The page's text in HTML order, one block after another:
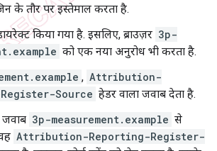
के तौर पर इस्तेमाल करता है.
किया गया है. इसलिए, ब्राउज़र 3p-
को एक नया अनुरोध भी करता है.
, Attribution-
Source हेडर वाला जवाब देता है.
जवाब 3p-measurement.example से
Attribution-Reporting-Register-